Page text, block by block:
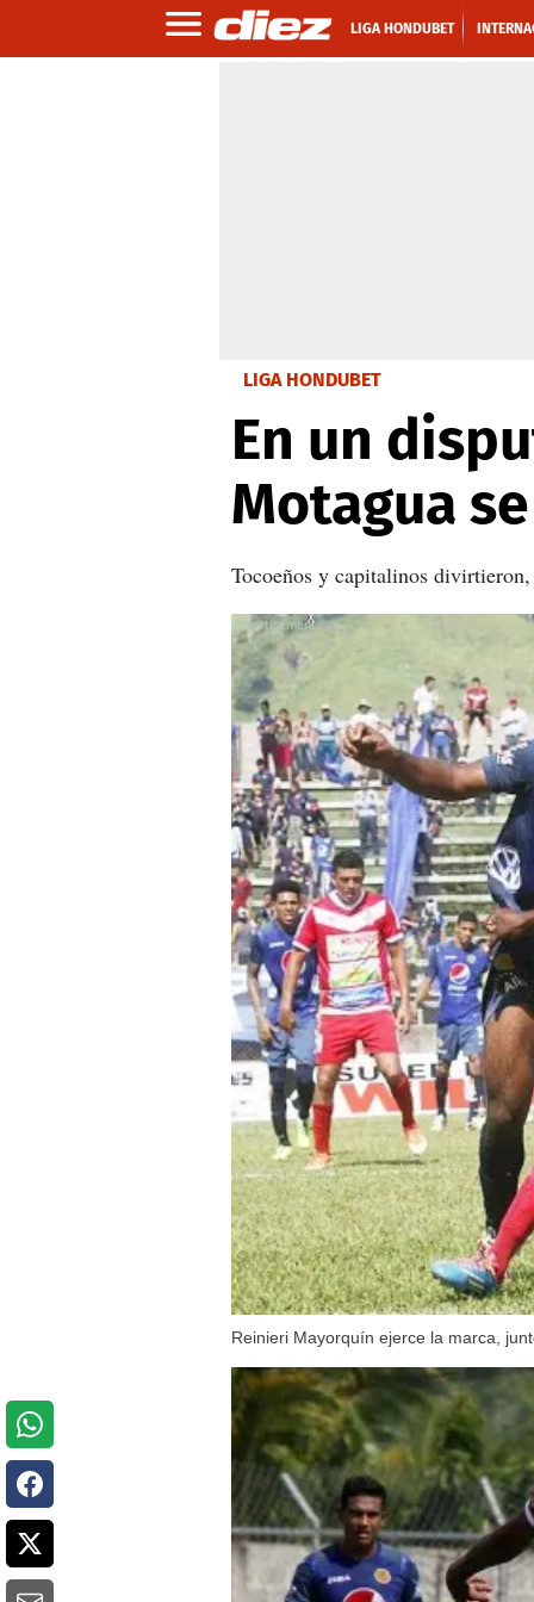
LIGA HONDUBET
LIGA HONDUBET
En un
Motagua
Tocoeños y capitalinos
Reinieri Mayorquín ejerce la marca,
X